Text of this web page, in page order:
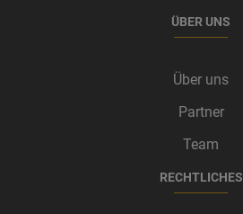
ÜBER UNS
Über uns
Partner
Team
RECHTLICHES